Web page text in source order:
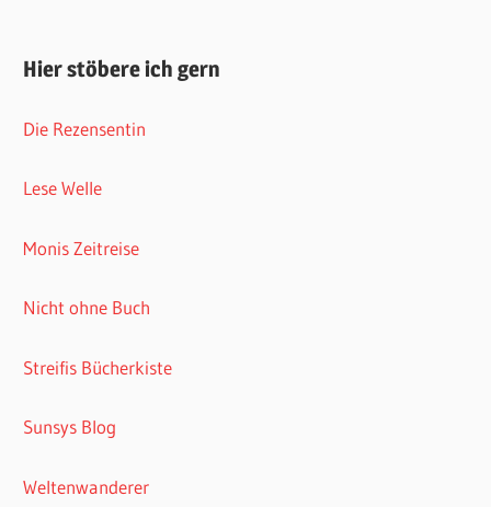
Hier stöbere ich gern
Die Rezensentin
Lese Welle
Monis Zeitreise
Nicht ohne Buch
Streifis Bücherkiste
Sunsys Blog
Weltenwanderer